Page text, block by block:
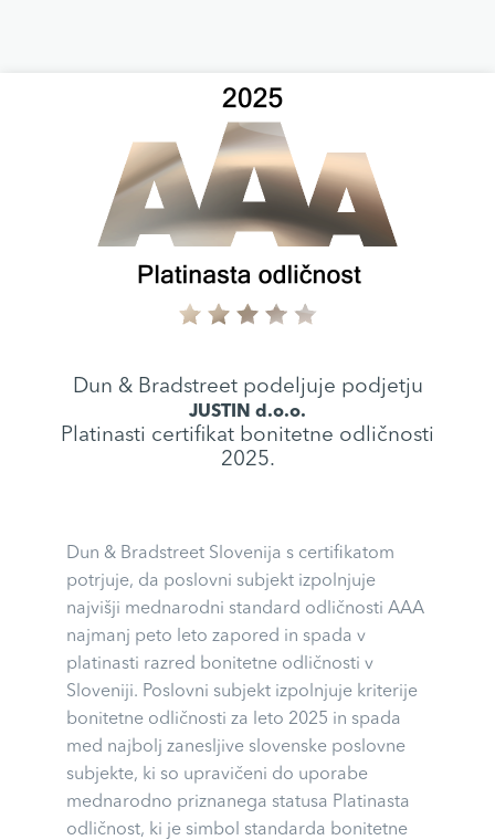
Dun & Bradstreet podeljuje podjetju
JUSTIN d.o.o.
Platinasti certifikat bonitetne odličnosti
2025.
Dun & Bradstreet Slovenija s certifikatom
potrjuje, da poslovni subjekt izpolnjuje
najvišji mednarodni standard odličnosti AAA
najmanj peto leto zapored in spada v
platinasti razred bonitetne odličnosti v
Sloveniji. Poslovni subjekt izpolnjuje kriterije
bonitetne odličnosti za leto 2025 in spada
med najbolj zanesljive slovenske poslovne
subjekte, ki so upravičeni do uporabe
mednarodno priznanega statusa Platinasta
odličnost, ki je simbol standarda bonitetne